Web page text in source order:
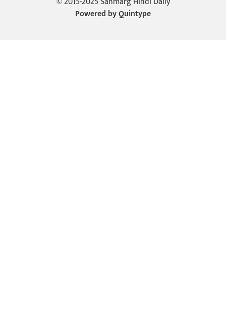
Powered byQuintype